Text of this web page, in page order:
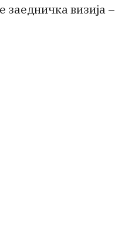
заедничка визија –